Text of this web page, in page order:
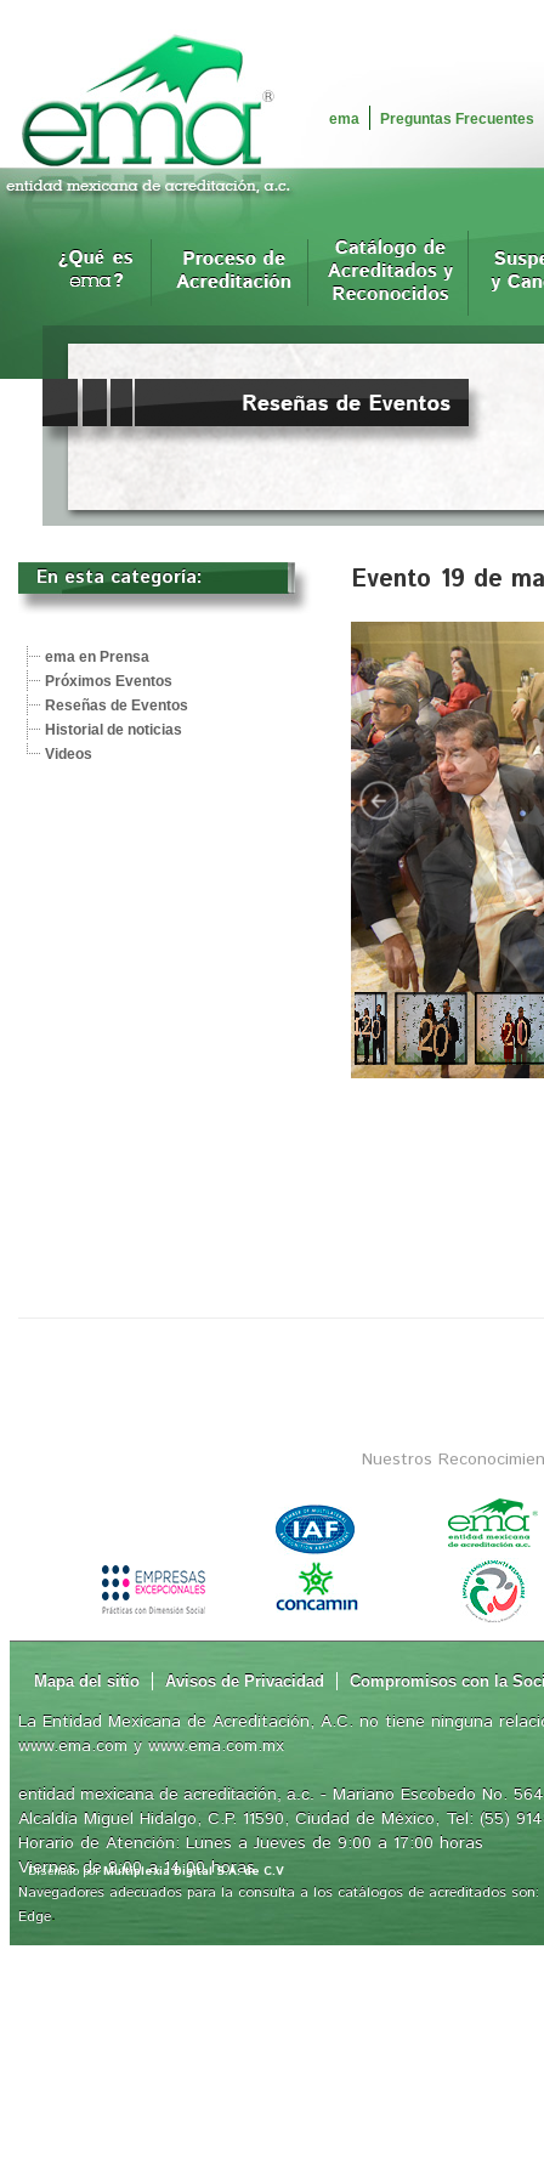
ema Preguntas Frecuentes
Evento 19 de
En esta categoría:
ema en Prensa
Próximos Eventos
Reseñas de Eventos
Historial de noticias
Videos
Nuestros
Mapa del sitio Avisos de Privacidad Compromisos con la
La Entidad Mexicana de Acreditación, A.C. no tiene ninguna
www.ema.com y www.ema.com.mx
entidad mexicana de acreditación, a.c. - Mariano Escobedo No.
Alcaldía Miguel Hidalgo, C.P. 11590, Ciudad de México, Tel: (55)
Horario de Atención: Lunes a Jueves de 9:00 a 17:00 horas
Viernes de 9:00 a 14:00 horas
Navegadores adecuados para la consulta a los catálogos de acreditados
Edge.
Diseñado porMultiplexia Digital S.A. de C.V